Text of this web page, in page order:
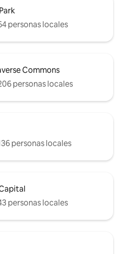
personas locales
Commons
personas locales
personas locales
personas locales